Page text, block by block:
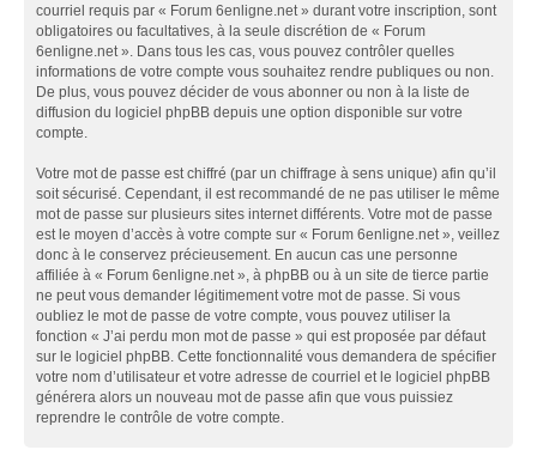
courriel requis par « Forum 6enligne.net » durant votre inscription, sont
obligatoires ou facultatives, à la seule discrétion de « Forum
6enligne.net ». Dans tous les cas, vous pouvez contrôler quelles
informations de votre compte vous souhaitez rendre publiques ou non.
De plus, vous pouvez décider de vous abonner ou non à la liste de
diffusion du logiciel phpBB depuis une option disponible sur votre
compte.
Votre mot de passe est chiffré (par un chiffrage à sens unique) afin qu’il
soit sécurisé. Cependant, il est recommandé de ne pas utiliser le même
mot de passe sur plusieurs sites internet différents. Votre mot de passe
est le moyen d’accès à votre compte sur « Forum 6enligne.net », veillez
donc à le conservez précieusement. En aucun cas une personne
affiliée à « Forum 6enligne.net », à phpBB ou à un site de tierce partie
ne peut vous demander légitimement votre mot de passe. Si vous
oubliez le mot de passe de votre compte, vous pouvez utiliser la
fonction « J’ai perdu mon mot de passe » qui est proposée par défaut
sur le logiciel phpBB. Cette fonctionnalité vous demandera de spécifier
votre nom d’utilisateur et votre adresse de courriel et le logiciel phpBB
générera alors un nouveau mot de passe afin que vous puissiez
reprendre le contrôle de votre compte.